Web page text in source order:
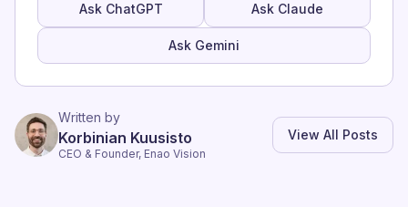
Ask ChatGPT Ask Claude
Ask Gemini
Written by
Korbinian Kuusisto
CEO & Founder, Enao Vision
View All Posts